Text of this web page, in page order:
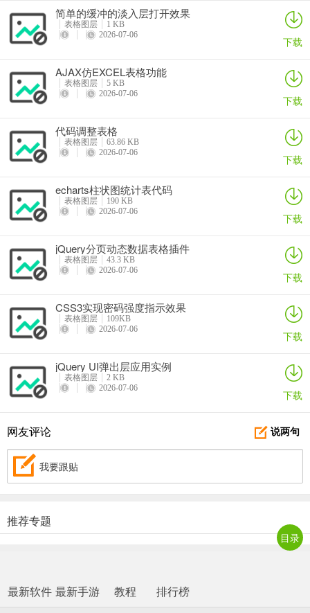
简单的缓冲的淡入层打开效果
表格图层
1 KB
2026-07-06
下载
AJAX仿EXCEL表格功能
表格图层
5 KB
2026-07-06
下载
代码调整表格
表格图层
63.86 KB
2026-07-06
下载
echarts柱状图统计表代码
表格图层
190 KB
2026-07-06
下载
jQuery分页动态数据表格插件
表格图层
43.3 KB
2026-07-06
下载
CSS3实现密码强度指示效果
表格图层
109KB
2026-07-06
下载
jQuery UI弹出层应用实例
表格图层
2 KB
2026-07-06
下载
说两句
网友评论
我要跟贴
推荐专题
最新软件 最新手游 教程 排行榜
目录